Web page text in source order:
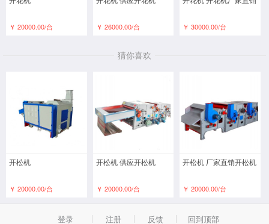
￥ 20000.00/台 ￥ 26000.00/台 ￥ 30000.00/台
猜你喜欢
开松机
￥ 20000.00/台
开松机 供应开松机
￥ 20000.00/台
开松机 厂家直销开松机
￥ 20000.00/台
登录 注册 反馈 回到顶部